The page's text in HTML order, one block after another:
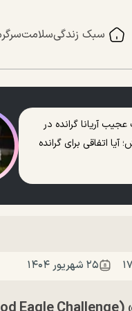
سبک زندگیسلامت
آریانا گرانده در
اتفاقی برای گرانده
۲۵ شهريور ۱۴۰۴